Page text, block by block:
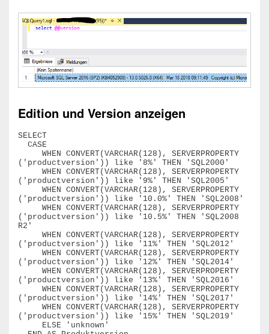
Edition und Version anzeigen
SELECT
('productversion')) like '8%' THEN 'SQL2000'
('productversion')) like '9%' THEN 'SQL2005'
('productversion')) like '10.0%' THEN 'SQL2008'
('productversion')) like '10.5%' THEN 'SQL2008
R2'
('productversion')) like '11%' THEN 'SQL2012'
('productversion')) like '12%' THEN 'SQL2014'
('productversion')) like '13%' THEN 'SQL2016'
('productversion')) like '14%' THEN 'SQL2017'
('productversion')) like '15%' THEN 'SQL2019'